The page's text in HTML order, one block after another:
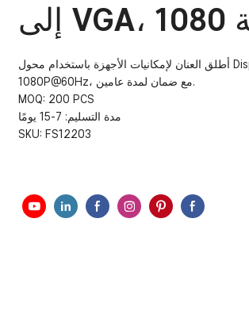
أطلق العنان لإمكانيات الأجهزة باستخدام محول DisplayPort 1.2 إلى VGA من FARSINCE، الذي يوفر صورة واضحة بدقة
1080P@60Hz، مع ضمان لمدة عامين.
MOQ: 200 PCS
مدة التسليم: 7-15 يومًا
SKU: FS12203